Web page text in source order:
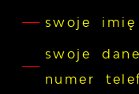
swoje
swoje
numer